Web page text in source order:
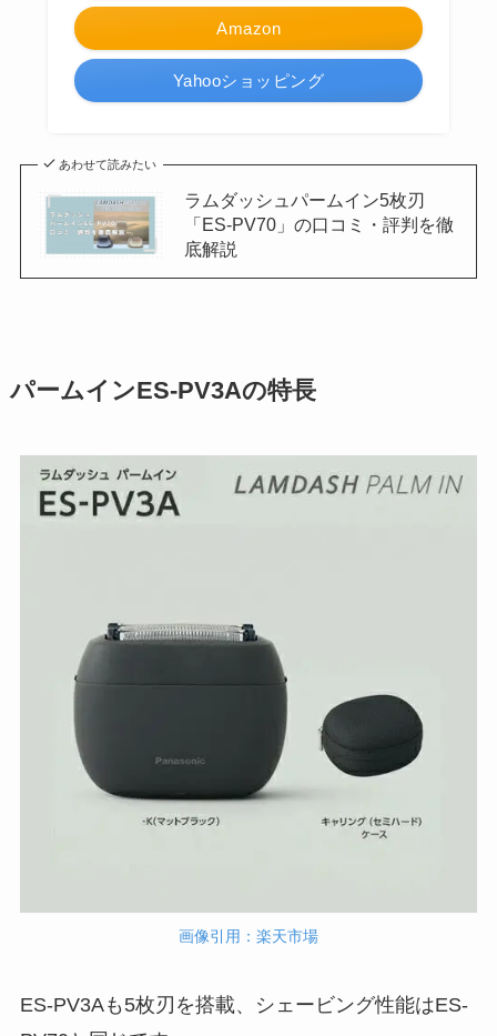
Amazon
Yahooショッピング
あわせて読みたい
ラムダッシュパームイン5枚刃
「ES-PV70」の口コミ・評判を徹
底解説
パームインES-PV3Aの特長
画像引用：楽天市場
ES-PV3Aも5枚刃を搭載、シェービング性能はES-